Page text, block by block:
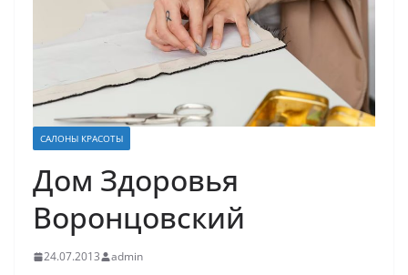
САЛОНЫ КРАСОТЫ
Дом Здоровья
Воронцовский
24.07.2013 admin